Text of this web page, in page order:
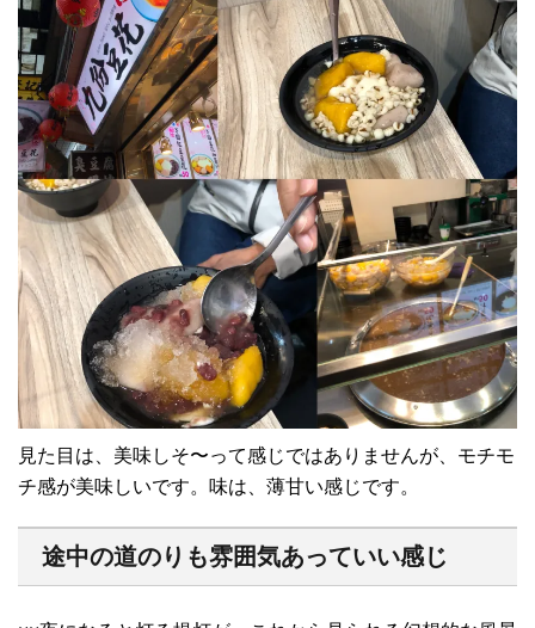
見た目は、美味しそ〜って感じではありませんが、モチモ
チ感が美味しいです。味は、薄甘い感じです。
途中の道のりも雰囲気あっていい感じ